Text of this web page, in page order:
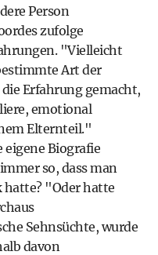
Person
zufolge
"Vielleicht
Art der
Erfahrung gemacht,
emotional
Elternteil."
eigene Biografie
so, dass man
"Oder hatte
Sehnsüchte, wurde
davon